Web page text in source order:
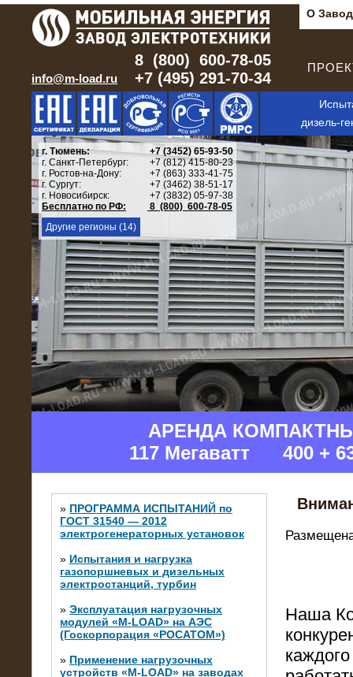
О
info@m-load.ru
8 (800) 600-78-05
+7 (495) 291-70-34
дизель-
г. Тюмень:
+7 (3452) 65-93-50
г. Санкт-Петербург:
+7 (812) 415-80-23
г. Ростов-на-Дону:
+7 (863) 333-41-75
г. Сургут:
+7 (3462) 38-51-17
г. Новосибирск:
+7 (3832) 05-97-38
Бесплатно по РФ:
8 (800) 600-78-05
Другие регионы (14)
АРЕНДА
117 Мегаватт 400 +
» ПРОГРАММА ИСПЫТАНИЙ по
ГОСТ 31540 — 2012
электрогенераторных установок
» Испытания и нагрузка
газопоршневых и дизельных
электростанций, турбин
» Эксплуатация нагрузочных
модулей «M-LOAD» на АЭС
(Госкорпорация «РОСАТОМ»)
» Применение нагрузочных
устройств «M-LOAD» на заводах
Наша